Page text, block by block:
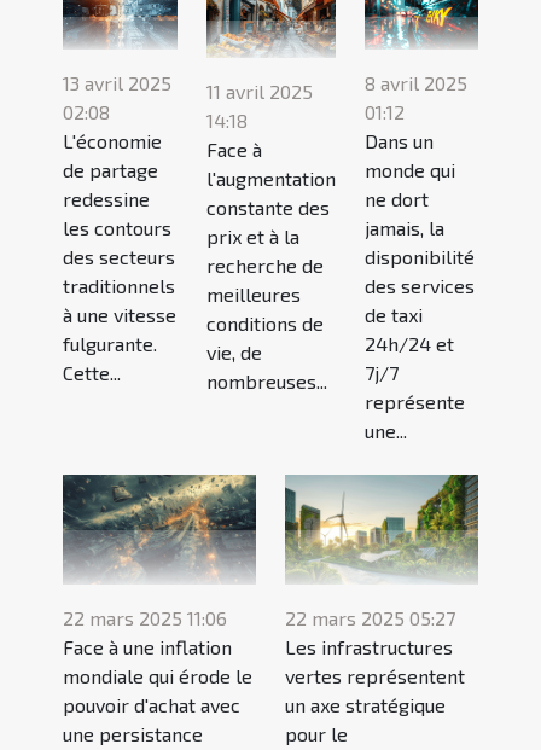
13 avril 2025
02:08
L'économie
de partage
redessine
les contours
des secteurs
traditionnels
à une vitesse
fulgurante.
Cette...
11 avril 2025
14:18
Face à
l'augmentation
constante des
prix et à la
recherche de
meilleures
conditions de
vie, de
nombreuses...
8 avril 2025
01:12
Dans un
monde qui
ne dort
jamais, la
disponibilité
des services
de taxi
24h/24 et
7j/7
représente
une...
22 mars 2025 11:06
Face à une inflation
mondiale qui érode le
pouvoir d'achat avec
une persistance
22 mars 2025 05:27
Les infrastructures
vertes représentent
un axe stratégique
pour le